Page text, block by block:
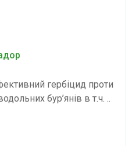
гербіцид проти
бур’янів в т.ч. ..